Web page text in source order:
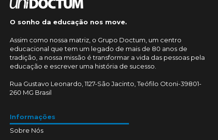
O sonho da educação nos move.
Assim como nossa matriz, o Grupo Doctum, um centro
educacional que tem um legado de mais de 80 anos de
tradição, a nossa missão é transformar a vida das pessoas pela
educação e escrever uma história de sucesso.
Rua Gustavo Leonardo, 1127-São Jacinto, Teófilo Otoni-39801-
260 MG Brasil
Informações
Sobre Nós